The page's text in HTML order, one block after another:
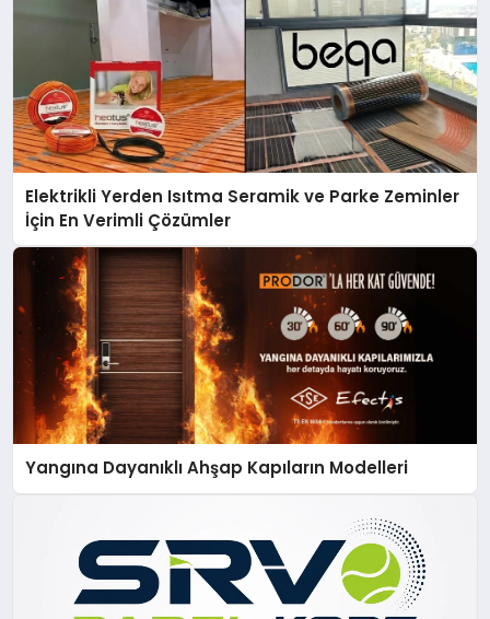
Elektrikli Yerden Isıtma Seramik ve Parke Zeminler
İçin En Verimli Çözümler
Yangına Dayanıklı Ahşap Kapıların Modelleri